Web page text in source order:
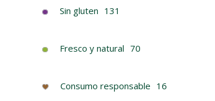
Sin gluten 131
Fresco y natural 70
Consumo responsable 16